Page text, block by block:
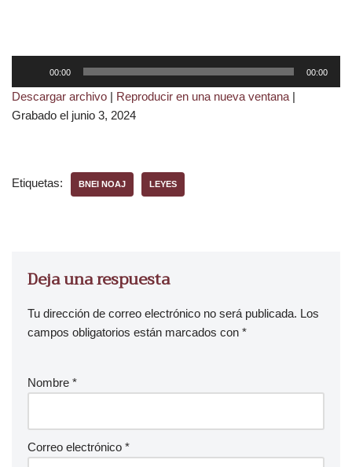
p
r
u
00:00 00:00
Descargar archivo | Reproducir en una nueva ventana |
Grabado el junio 3, 2024
Etiquetas: BNEI NOAJ LEYES
Deja una respuesta
Tu dirección de correo electrónico no será publicada. Los
campos obligatorios están marcados con *
Nombre *
Correo electrónico *